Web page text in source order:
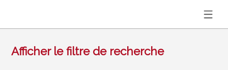
Afficher le filtre de recherche